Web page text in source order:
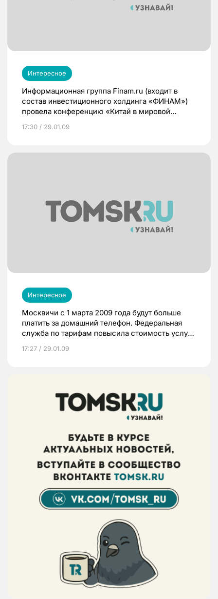
Интересное
Информационная группа Finam.ru (входит в
состав инвестиционного холдинга «ФИНАМ»)
провела конференцию «Китай в мировой
двигателя?». Ее участники считают, что КНР
мировой кризис, но не сумеет усилить свои
17:30 / 29.01.09
Интересное
Москвичи с 1 марта 2009 года будут больше
платить за домашний телефон. Федеральная
служба по тарифам повысила стоимость услуг.
повышения всех трех тарифов на местную
17:27 / 29.01.09